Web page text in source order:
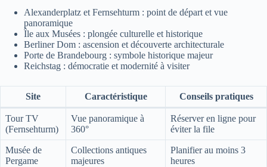
Alexanderplatz et Fernsehturm : point de départ et vue
panoramique
Île aux Musées : plongée culturelle et historique
Berliner Dom : ascension et découverte architecturale
Porte de Brandebourg : symbole historique majeur
Reichstag : démocratie et modernité à visiter
Site Caractéristique Conseils pratiques
Tour TV
(Fernsehturm)
Vue panoramique à
360°
Réserver en ligne pour
éviter la file
Musée de
Pergame
Collections antiques
majeures
Planifier au moins 3
heures